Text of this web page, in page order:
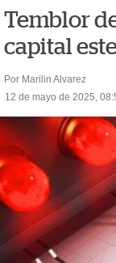
Temblor
capital
Por Marilin Alvarez
12 de mayo de 2025,